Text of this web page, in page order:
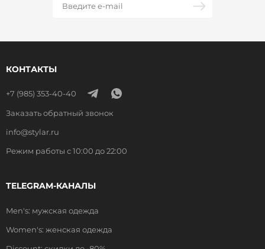
КОНТАКТЫ
+7 (985) 353-40-40
Заказать обратный звонок
info@stylar.ru
Режим работы с 10:00 до 22:00
TELEGRAM-КАНАЛЫ
Men's: мужская одежда
Women's: женская одежда